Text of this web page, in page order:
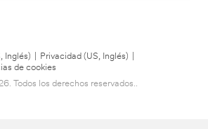
Inglés) Privacidad (US, Inglés)
de cookies
Todos los derechos reservados..